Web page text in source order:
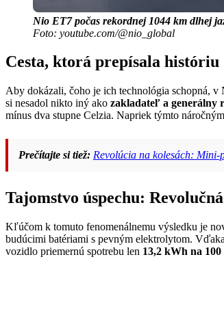
Nio ET7 počas rekordnej 1044 km dlhej
Foto: youtube.com/@nio_global
Cesta, ktorá prepísala históriu
Aby dokázali, čoho je ich technológia schopná,
si nesadol nikto iný ako zakladateľ a generálny
mínus dva stupne Celzia. Napriek týmto
Prečítajte si tiež: Revolúcia na kolesách:
Tajomstvo úspechu:
Kľúčom k tomuto fenomenálnemu výsledku je
budúcimi batériami s pevným elektrolytom.
vozidlo priemernú spotrebu len 13,2 kWh na